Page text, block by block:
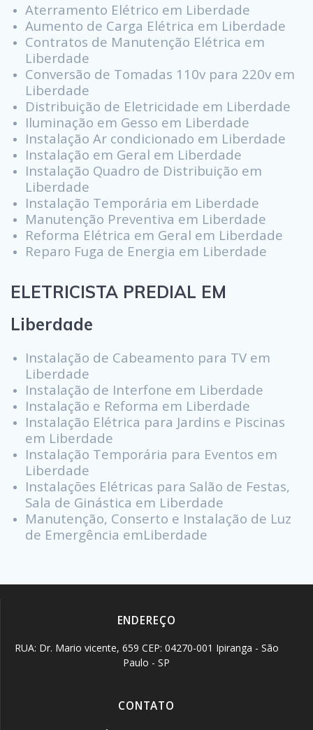
Aterramento Elétrico em Liberdade
Aumento de Carga Elétrica em Liberdade
Contratos de Manutenção Elétrica em
Liberdade
Conversão de Tomadas 110v para 220v em
Liberdade
Distribuição de Eletricidade em Liberdade
Iluminação em Gesso em Liberdade
Instalação Ar condicionado em Liberdade
Instalação em Geral em Liberdade
Instalação Quadro de Distribuição em
Liberdade
Instalação Temporária em Liberdade
Manutenção Preventiva em Liberdade
Reforma Elétrica em Geral em Liberdade
Reparo Fuga de Energia em Liberdade
ELETRICISTA PREDIAL EM
Liberdade
Instalação de Cabeamento para TV em
Liberdade
Instalação de Interfone em Liberdade
Instalação e Reforma em Liberdade
Instalação Elétrica para Jardins e Piscinas
em Liberdade
Instalação Temporária para Eventos em
Liberdade
Instalações Elétricas para Salão de Festas,
Sala de Ginástica em Liberdade
Manutenção, Conserto e Instalação de Luz
de Emergência emLiberdade
ENDEREÇO
RUA: Dr. Mario vicente, 659 CEP: 04270-001 Ipiranga - São
Paulo - SP
CONTATO